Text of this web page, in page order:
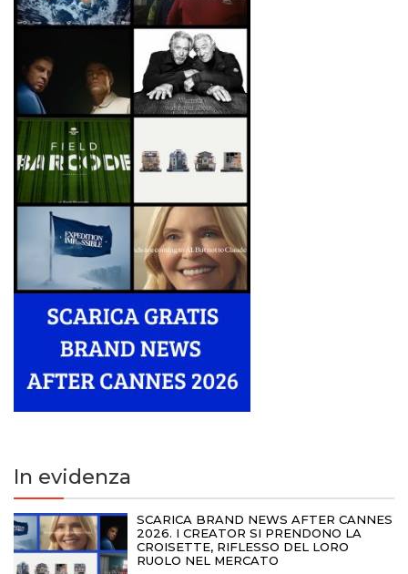
In evidenza
SCARICA BRAND NEWS AFTER CANNES
2026. I CREATOR SI PRENDONO LA
CROISETTE, RIFLESSO DEL LORO
RUOLO NEL MERCATO